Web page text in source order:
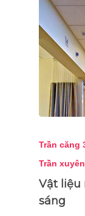
Trần căng
Trần
Vật liệu
sáng